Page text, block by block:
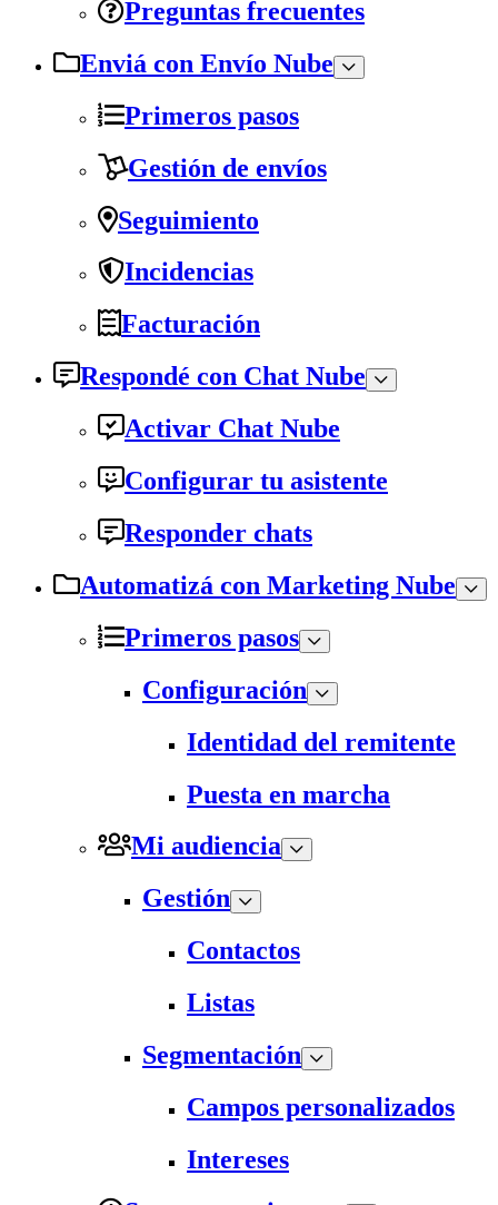
Preguntas frecuentes
Enviá con Envío Nube
Primeros pasos
Gestión de envíos
Seguimiento
Incidencias
Facturación
Respondé con Chat Nube
Activar Chat Nube
Configurar tu asistente
Responder chats
Automatizá con Marketing Nube
Primeros pasos
Configuración
Identidad del remitente
Puesta en marcha
Mi audiencia
Gestión
Contactos
Listas
Segmentación
Campos personalizados
Intereses